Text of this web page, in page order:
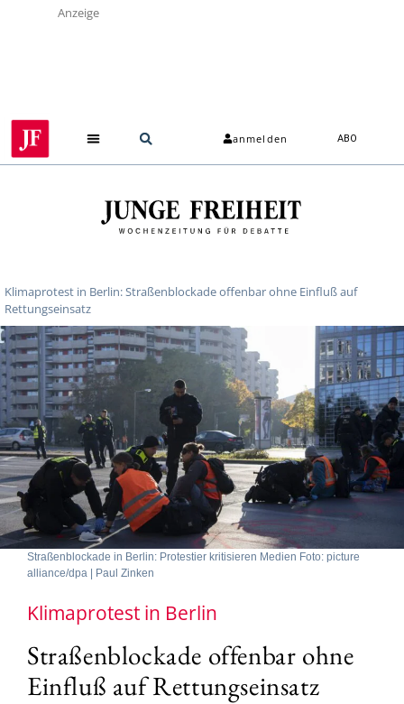
Anzeige
anmelden ABO
Klimaprotest in Berlin: Straßenblockade offenbar ohne Einfluß auf
Rettungseinsatz
Straßenblockade in Berlin: Protestier kritisieren Medien Foto: picture
alliance/dpa | Paul Zinken
Klimaprotest in Berlin
Straßenblockade offenbar ohne
Einfluß auf Rettungseinsatz